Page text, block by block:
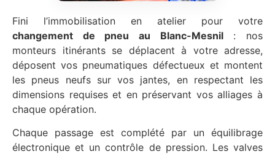
Fini l’immobilisation en atelier pour votre
changement de pneu au Blanc-Mesnil: nos
monteurs itinérants se déplacent à votre adresse,
déposent vos pneumatiques défectueux et montent
les pneus neufs sur vos jantes, en respectant les
dimensions requises et en préservant vos alliages à
chaque opération.
Chaque passage est complété par un équilibrage
électronique et un contrôle de pression. Les valves